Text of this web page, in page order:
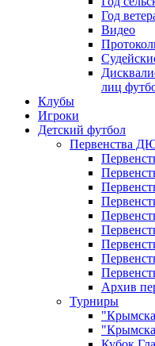
Год
Видео
лиц
Клубы
Игроки
Детский футбол
Первенства
Архив
Турниры